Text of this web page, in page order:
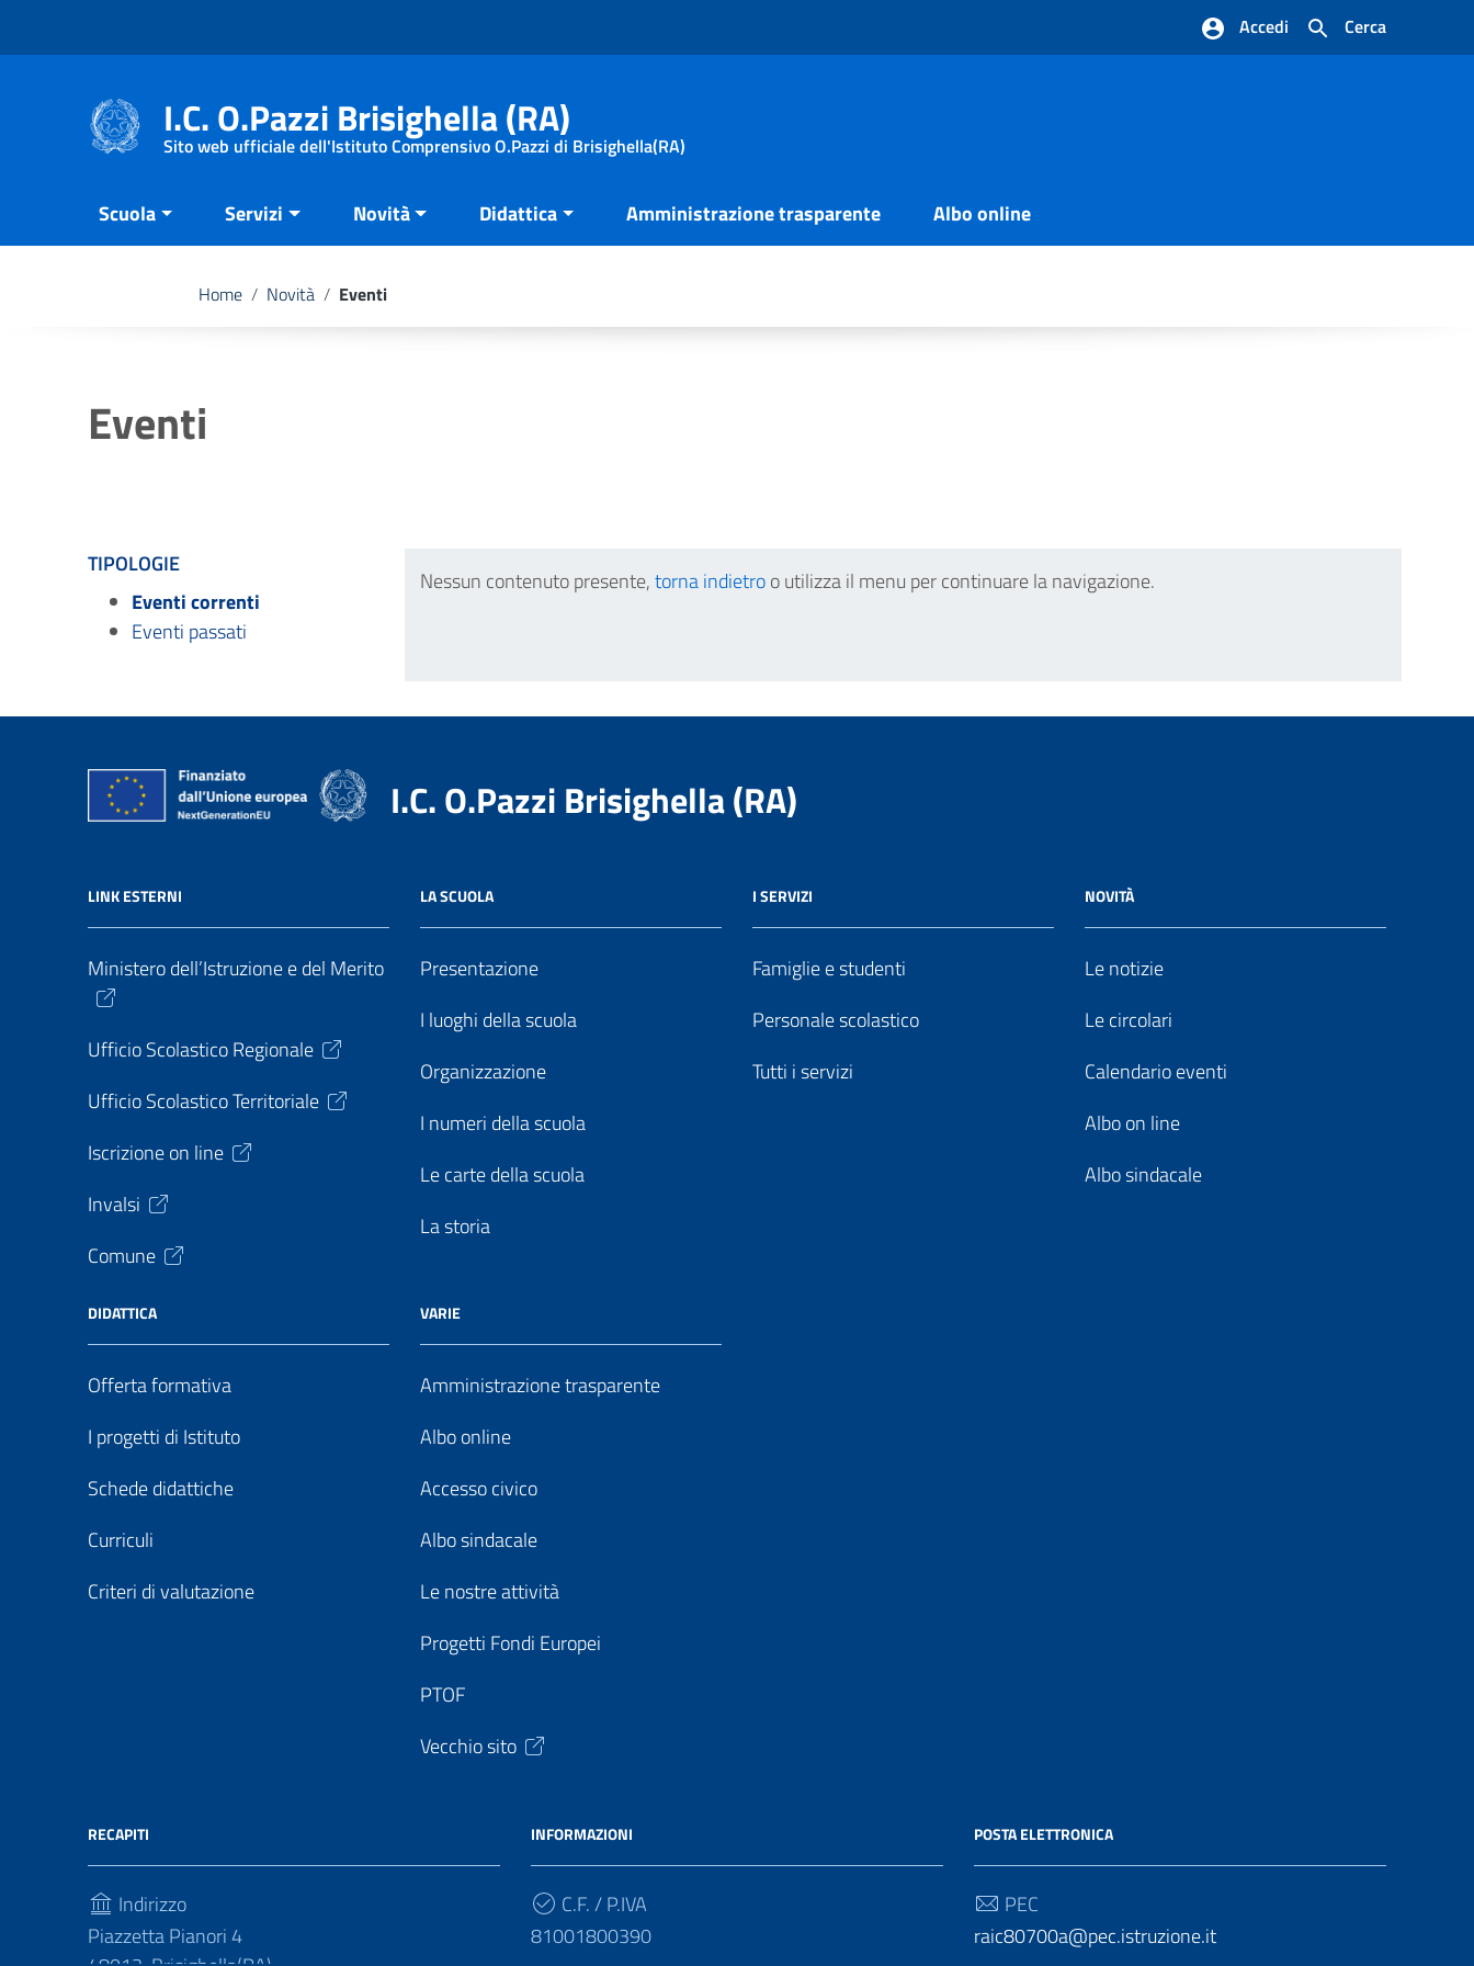
Cerca
Accedi
I.C. O.Pazzi Brisighella (RA)
Sito web ufficiale dell'Istituto Comprensivo O.Pazzi di Brisighella(RA)
Scuola Servizi Novità Didattica Amministrazione trasparente Albo online
Home / Novità / Eventi
Eventi
TIPOLOGIE
Eventi correnti
Eventi passati
Nessun contenuto presente,torna indietroo utilizza il menu per continuare la navigazione.
I.C. O.Pazzi Brisighella (RA)
LINK ESTERNI
Ministero dell’Istruzione e del Merito
Ufficio Scolastico Regionale
Ufficio Scolastico Territoriale
Iscrizione on line
Invalsi
Comune
LA SCUOLA
Presentazione
I luoghi della scuola
Organizzazione
I numeri della scuola
Le carte della scuola
La storia
I SERVIZI
Famiglie e studenti
Personale scolastico
Tutti i servizi
NOVITÀ
Le notizie
Le circolari
Calendario eventi
Albo on line
Albo sindacale
DIDATTICA
Offerta formativa
I progetti di Istituto
Schede didattiche
Curriculi
Criteri di valutazione
VARIE
Amministrazione trasparente
Albo online
Accesso civico
Albo sindacale
Le nostre attività
Progetti Fondi Europei
PTOF
Vecchio sito
RECAPITI
Indirizzo
Piazzetta Pianori 4
INFORMAZIONI
C.F. / P.IVA
81001800390
POSTA ELETTRONICA
PEC
raic80700a@pec.istruzione.it